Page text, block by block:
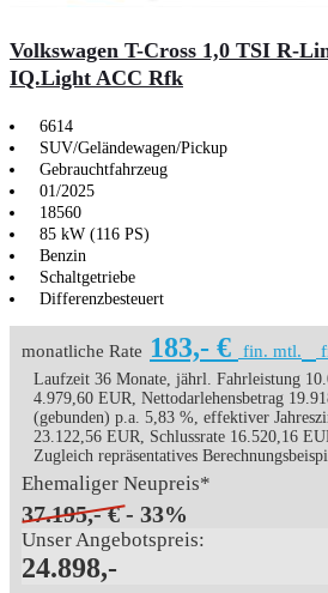
Volkswagen T-Cross 1,0 TSI R-
IQ.Light ACC Rfk
6614
SUV/Geländewagen/Pickup
Gebrauchtfahrzeug
01/2025
18560
85 kW (116 PS)
Benzin
Schaltgetriebe
Differenzbesteuert
monatliche Rate 183,- € fin. mtl.
Laufzeit 36 Monate, jährl. Fahrleistung
4.979,60 EUR, Nettodarlehensbetrag
(gebunden) p.a. 5,83 %, effektiver
23.122,56 EUR, Schlussrate 16.520,16
Zugleich repräsentatives
Ehemaliger Neupreis*
37.195,- € - 33%
Unser Angebotspreis:
24.898,-